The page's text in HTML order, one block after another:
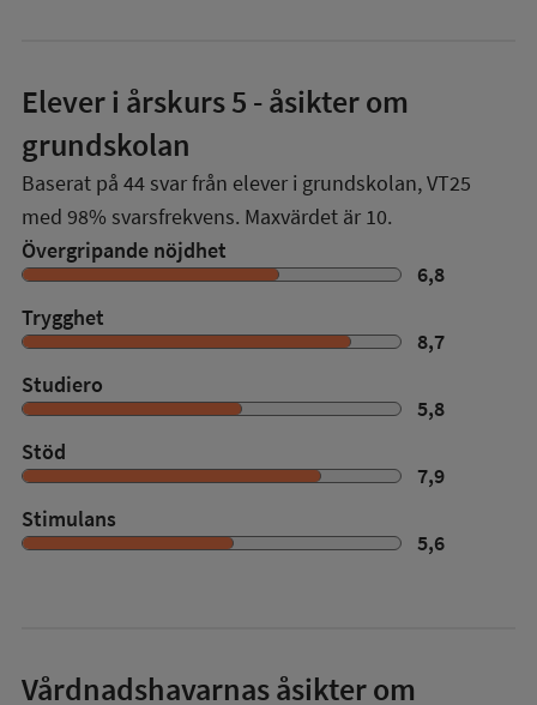
Elever i årskurs 5 - åsikter om
grundskolan
Baserat på 44 svar från elever i grundskolan,VT25
med 98% svarsfrekvens. Maxvärdet är 10.
Övergripande nöjdhet
6,8
Trygghet
8,7
Studiero
5,8
Stöd
7,9
Stimulans
5,6
Vårdnadshavarnas åsikter om